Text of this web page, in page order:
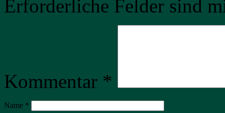
Erforderliche Felder sind
Kommentar *
Name *